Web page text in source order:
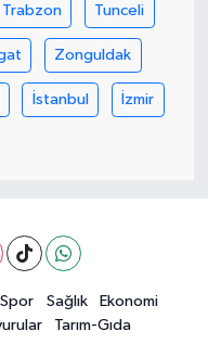
Trabzon Tunceli
Zonguldak
İstanbul İzmir
Sağlık
Ekonomi
Tarım-Gıda